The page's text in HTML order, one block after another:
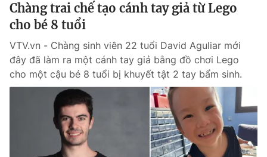
Chàng trai chế tạo cánh tay giả từ Lego
cho bé 8 tuổi
VTV.vn - Chàng sinh viên 22 tuổi David Aguliar mới
đây đã làm ra một cánh tay giả bằng đồ chơi Lego
cho một cậu bé 8 tuổi bị khuyết tật 2 tay bẩm sinh.